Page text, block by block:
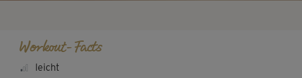
Workout-Facts
leicht